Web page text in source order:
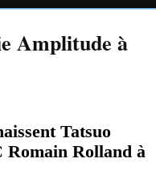
Amplitude à
Tatsuo
Rolland à